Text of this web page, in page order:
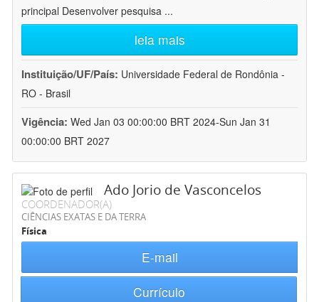
principal Desenvolver pesquisa ...
leia mais
Instituição/UF/País: Universidade Federal de Rondônia -
RO - Brasil
Vigência: Wed Jan 03 00:00:00 BRT 2024-Sun Jan 31
00:00:00 BRT 2027
Ado Jorio de Vasconcelos
COORDENADOR(A)
CIÊNCIAS EXATAS E DA TERRA
Física
E-mail
Currículo